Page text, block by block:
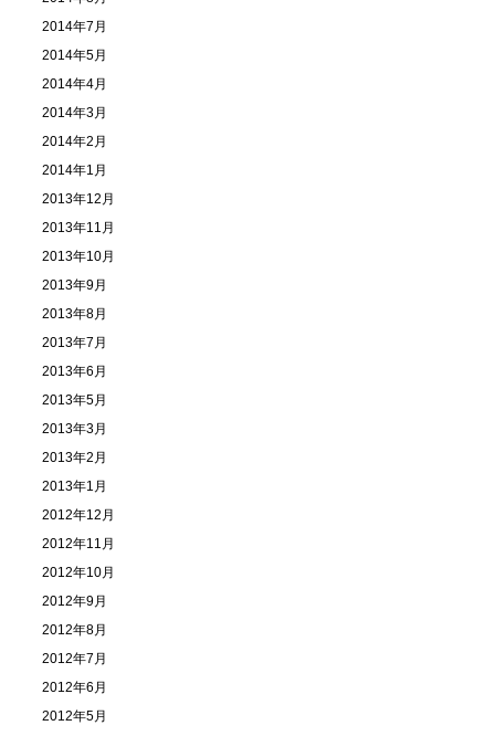
2014年7月
2014年5月
2014年4月
2014年3月
2014年2月
2014年1月
2013年12月
2013年11月
2013年10月
2013年9月
2013年8月
2013年7月
2013年6月
2013年5月
2013年3月
2013年2月
2013年1月
2012年12月
2012年11月
2012年10月
2012年9月
2012年8月
2012年7月
2012年6月
2012年5月